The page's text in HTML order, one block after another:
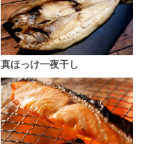
真ほっけ一夜干し